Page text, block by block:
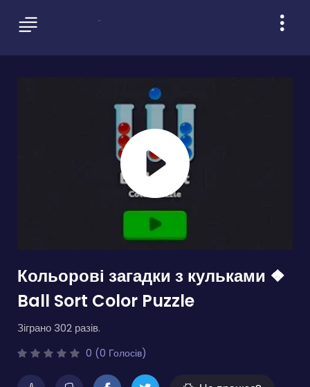
Кольорові загадки з кульками ❖
Ball Sort Color Puzzle
Зіграно 302 разів.
0 (0 Голосів)